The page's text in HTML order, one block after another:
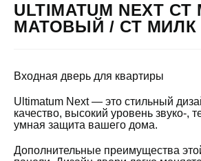
ULTIMATUM NEXT
МАТОВЫЙ / СТ
Входная дверь для квартиры
Ultimatum Next — это стильный
качество, высокий уровень звуко-,
умная защита вашего дома.
Дополнительные преимущества